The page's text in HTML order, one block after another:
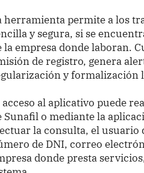
herramienta permite a los
y segura, si se
la empresa donde laboran.
de registro, genera
y formalización
acceso al aplicativo puede
Sunafil o mediante la
la consulta, el
de DNI, correo
donde presta